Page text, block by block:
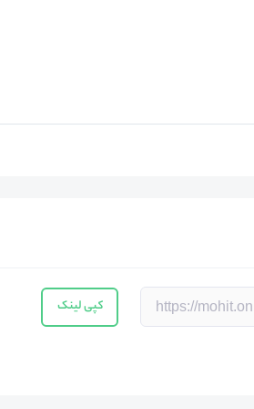
کپی لینک